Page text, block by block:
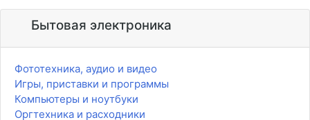
Бытовая электроника
Фототехника, аудио и видео
Игры, приставки и программы
Компьютеры и ноутбуки
Оргтехника и расходники